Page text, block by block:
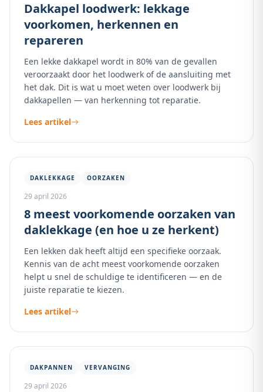
Dakkapel loodwerk: lekkage
voorkomen, herkennen en
repareren
Een lekke dakkapel wordt in 80% van de gevallen
veroorzaakt door het loodwerk of de aansluiting met
het dak. Dit is wat u moet weten over loodwerk bij
dakkapellen — van herkenning tot reparatie.
Lees artikel
DAKLEKKAGE OORZAKEN
29 april 2026
8 meest voorkomende oorzaken van
daklekkage (en hoe u ze herkent)
Een lekken dak heeft altijd een specifieke oorzaak.
Kennis van de acht meest voorkomende oorzaken
helpt u snel de schuldige te identificeren — en de
juiste reparatie te kiezen.
Lees artikel
DAKPANNEN VERVANGING
29 april 2026